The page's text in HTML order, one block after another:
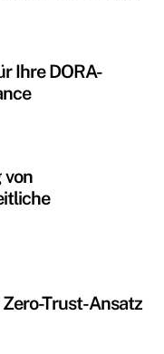
Ihre DORA-
von
Trust-Ansatz